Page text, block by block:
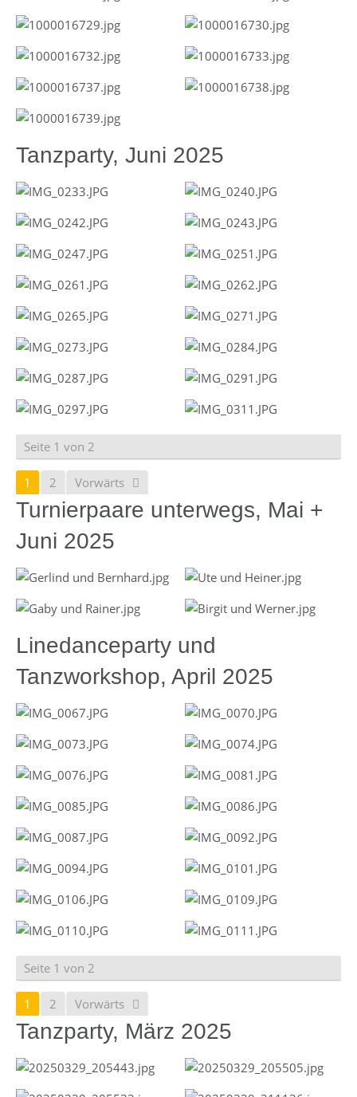
Tanzparty, Juni 2025
Seite 1 von 2
1 2 Vorwärts
Turnierpaare unterwegs, Mai +
Juni 2025
Linedanceparty und
Tanzworkshop, April 2025
Seite 1 von 2
1 2 Vorwärts
Tanzparty, März 2025